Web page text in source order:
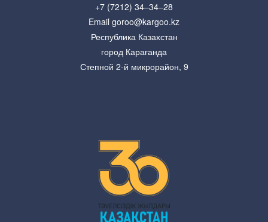
+7 (7212) 34–34–28
Email goroo@kargoo.kz
Республика Казахстан
город Караганда
Степной 2-й микрорайон, 9